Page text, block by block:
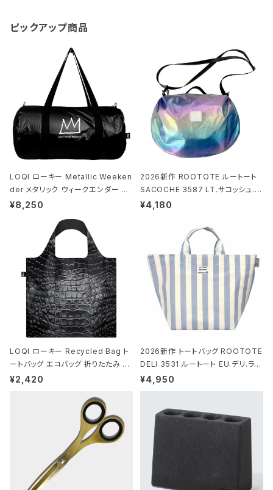
ピックアップ商品
LOQI ローキー Metallic Weeken
der メタリック ウィークエンダー ボ
ストンバッグ ショルダーバッグ JEAN
ck ジャン=ミッシェル・バスキア/クラ
ウン ブラック
¥8,250
2026新作 ROOTOTE ルートート
SACOCHE 3587 LT.サコッシュ.ル
ミエ-B ショルダーバッグ グロスネイ
¥4,180
LOQI ローキー Recycled Bag ト
ートバッグ エコバッグ 折りたたみ 大
きめ 撥水加工 収納ポーチ CROCO
¥2,420
2026新作 トートバッグ ROOTOTE
DELI 3531 ルートート EU.デリ.ラミ
ネート-W サックス・ホワイト
¥4,950